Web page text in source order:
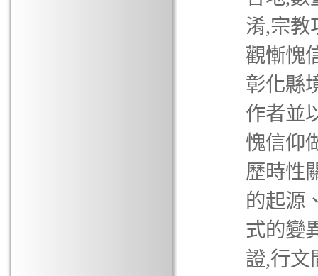
淆,宗教
觀慚愧
彰化縣
作者並
愧信仰
歷時性
的起源
式的變
證,行文